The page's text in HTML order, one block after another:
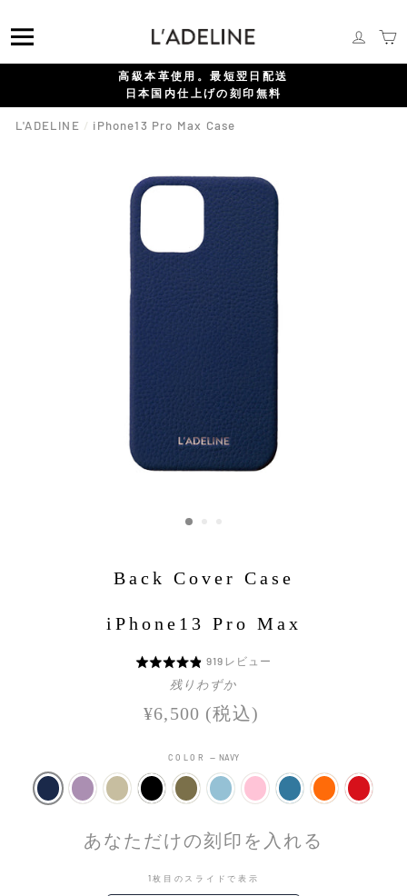
ン
テ
メニュー ログ
高級本革使用。最短翌日配送
日本国内仕上げの刻印無料
L'ADELINE / iPhone13 Pro Max Case
Back Cover Case
iPhone13 Pro Max
5
段
評
中
4.8
Click
to
to
919 レビュー
残りわずか
定
¥6,500 (税込)
COLOR — NAVY
あなただけの刻印を入れる
1枚目のスライドで表示
View Cart